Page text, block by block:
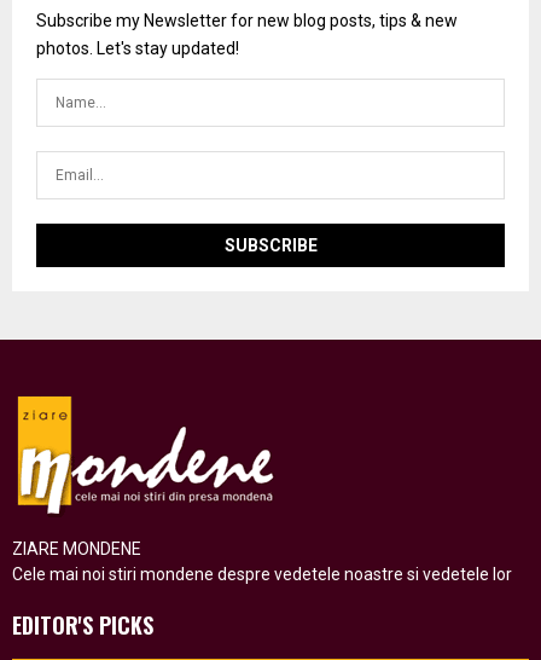
Subscribe my Newsletter for new blog posts, tips & new
photos. Let's stay updated!
ZIARE MONDENE
Cele mai noi stiri mondene despre vedetele noastre si vedetele lor
EDITOR'S PICKS